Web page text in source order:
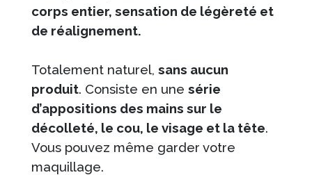
corps entier, sensation de légèreté et
de réalignement.
Totalement naturel, sans aucun
produit. Consiste en une série
d’appositions des mains sur le
décolleté, le cou, le visage et la tête.
Vous pouvez même garder votre
maquillage.